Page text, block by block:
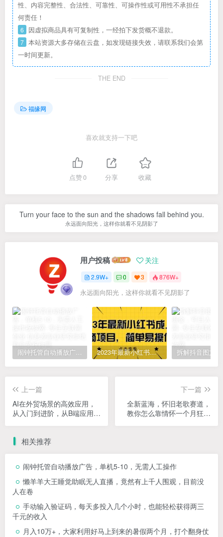
性、内容完整性、合法性、可靠性、可操作性或可用性不承担任
何责任！
6 因虚拟商品具有可复制性，一经拍下发货概不退款。
7 本站资源大多存储在云盘，如发现链接失效，请联系我们会第
一时间更新。
THE END
福缘网
喜欢就支持一下吧
点赞0 分享 收藏
Turn your face to the sun and the shadows fall behind you.
永远面向阳光，这样你就看不见阴影了
用户投稿 关注
2.9W+ 0 3 876W+
永远面向阳光，这样你就看不见阴影了
闹钟托管自动播放广告，单机5-10，无需人工操作 2023年最新小红书成人电商项目，简单易操作【详细教程】
上一篇
AI在外贸场景的高效应用，
从入门到进阶，从B端应用到
下一篇
全新蓝海，怀旧老歌赛道，
教你怎么靠情怀一个月狂赚
相关推荐
闹钟托管自动播放广告，单机5-10，无需人工操作
懒羊羊大王睡觉助眠无人直播，竟然有上千人围观，目前没
人在卷
手动输入验证码，每天多投入几个小时，也能轻松获得两三
千元的收入
月入10万+，大家利用好马上到来的暑假两个月，打个翻身仗